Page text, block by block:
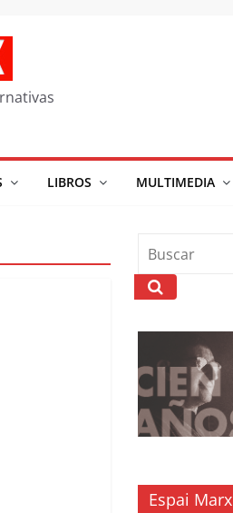
LIBROS MULTIMEDIA
Espai Marx